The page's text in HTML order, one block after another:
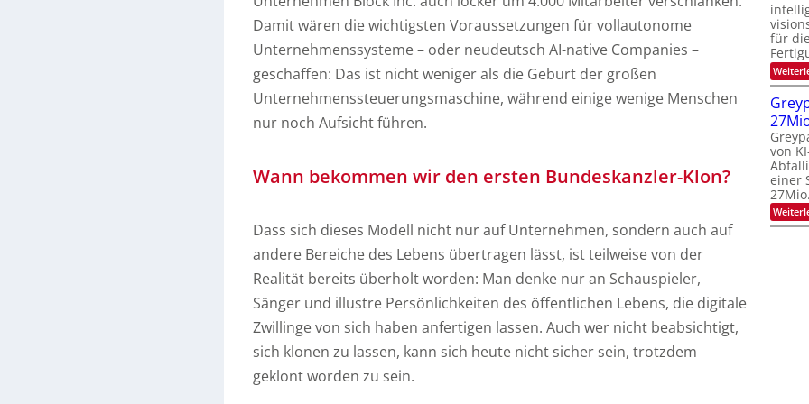
Damit wären die wichtigsten Voraussetzungen für vollautonome
Unternehmenssysteme – oder neudeutsch AI-native Companies –
geschaffen: Das ist nicht weniger als die Geburt der großen
Unternehmenssteuerungsmaschine, während einige wenige Menschen
nur noch Aufsicht führen.
Wann bekommen wir den ersten Bundeskanzler-Klon?
Dass sich dieses Modell nicht nur auf Unternehmen, sondern auch auf
andere Bereiche des Lebens übertragen lässt, ist teilweise von der
Realität bereits überholt worden: Man denke nur an Schauspieler,
Sänger und illustre Persönlichkeiten des öffentlichen Lebens, die digitale
Zwillinge von sich haben anfertigen lassen. Auch wer nicht beabsichtigt,
sich klonen zu lassen, kann sich heute nicht sicher sein, trotzdem
geklont worden zu sein.
für die
von
einer